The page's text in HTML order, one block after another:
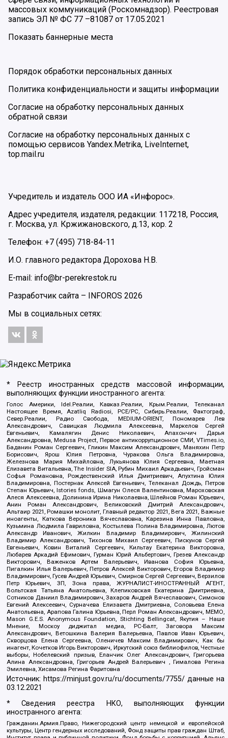
массовых коммуникаций (Роскомнадзор). Реестровая
запись ЭЛ № ФС 77 –81087 от 17.05.2021
Показать баннерные места
Порядок обработки персональных данных
Политика конфиденциальности и защиты информации
Согласие на обработку персональных данных
обратной связи
Согласие на обработку персональных данных с
помощью сервисов Yandex.Metrika, LiveInternet,
top.mail.ru
Учредитель и издатель ООО ИА «Инфорос».
Адрес учредителя, издателя, редакции: 117218, Россия,
г. Москва, ул. Кржижановского, д.13, кор. 2
Телефон: +7 (495) 718-84-11
И.О. главного редактора Дорохова Н.В.
E-mail: info@br-perekrestok.ru
Разработчик сайта –
INFOROS 2026
Мы в социальных сетях:
* Реестр иностранных средств массовой информации,
выполняющих функции иностранного агента:
Голос Америки, Idel.Реалии, Кавказ.Реалии, Крым.Реалии, Телеканал
Настоящее Время, Azatliq Radiosi, PCE/PC, Сибирь.Реалии, Фактограф,
Север.Реалии, Радио Свобода, MEDIUM-ORIENT, Пономарев Лев
Александрович, Савицкая Людмила Алексеевна, Маркелов Сергей
Евгеньевич, Камалягин Денис Николаевич, Апахончич Дарья
Александровна, Medusa Project, Первое антикоррупционное СМИ, VTimes.io,
Баданин Роман Сергеевич, Гликин Максим Александрович, Маняхин Петр
Борисович, Ярош Юлия Петровна, Чуракова Ольга Владимировна,
Железнова Мария Михайловна, Лукьянова Юлия Сергеевна, Маетная
Елизавета Витальевна, The Insider SIA, Рубин Михаил Аркадьевич, Гройсман
Софья Романовна, Рождественский Илья Дмитриевич, Апухтина Юлия
Владимировна, Постернак Алексей Евгеньевич, Телеканал Дождь, Петров
Степан Юрьевич, Istories fonds, Шмагун Олеся Валентиновна, Мароховская
Алеся Алексеевна, Долинина Ирина Николаевна, Шлейнов Роман Юрьевич,
Анин Роман Александрович, Великовский Дмитрий Александрович,
Альтаир 2021, Ромашки монолит, Главный редактор 2021, Вега 2021, Важные
иноагенты, Каткова Вероника Вячеславовна, Карезина Инна Павловна,
Кузьмина Людмила Гавриловна, Костылева Полина Владимировна, Лютов
Александр Иванович, Жилкин Владимир Владимирович, Жилинский
Владимир Александрович, Тихонов Михаил Сергеевич, Пискунов Сергей
Евгеньевич, Ковин Виталий Сергеевич, Кильтау Екатерина Викторовна,
Любарев Аркадий Ефимович, Гурман Юрий Альбертович, Грезев Александр
Викторович, Важенков Артем Валерьевич, Иванова София Юрьевна,
Пигалкин Илья Валерьевич, Петров Алексей Викторович, Егоров Владимир
Владимирович, Гусев Андрей Юрьевич, Смирнов Сергей Сергеевич, Верзилов
Петр Юрьевич, ЗП, Зона права, ЖУРНАЛИСТ-ИНОСТРАННЫЙ АГЕНТ,
Вольтская Татьяна Анатольевна, Клепиковская Екатерина Дмитриевна,
Сотников Даниил Владимирович, Захаров Андрей Вячеславович, Симонов
Евгений Алексеевич, Сурначева Елизавета Дмитриевна, Соловьева Елена
Анатольевна, Арапова Галина Юрьевна, Перл Роман Александрович, МЕМО,
Mason G.E.S. Anonymous Foundation, Stichting Bellingcat, Якутия – Наше
Мнение, Москоу диджитал медиа, РС-Балт, Заговора Максим
Александрович, Ветошкина Валерия Валерьевна, Павлов Иван Юрьевич,
Скворцова Елена Сергеевна, Оленичев Максим Владимирович, Как бы
инагент, Кочетков Игорь Викторович, Иркутский союз библиофилов, Честные
выборы, Нобелевский призыв, Еланчик Олег Александрович, Григорьева
Алина Александровна, Григорьев Андрей Валерьевич , Гималова Регина
Эмилевна, Хисамова Регина Фаритовна
Источник: https://minjust.gov.ru/ru/documents/7755/ данные на
03.12.2021
* Сведения реестра НКО, выполняющих функции
иностранного агента:
Гражданин.Армия.Право, Нижегородский центр немецкой и европейской
культуры, Центр гендерных исследований, Фонд защиты прав граждан Штаб,